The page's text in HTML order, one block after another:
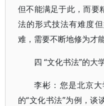
但不能满足于此，而要
法的形式技法有难度
难，需要不断地修为才
四 “文化书法”的大
李彬：您是北京
的“文化书法”为例，谈